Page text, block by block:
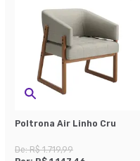
Poltrona Air Linho Cru
De:R$ 1.719,99